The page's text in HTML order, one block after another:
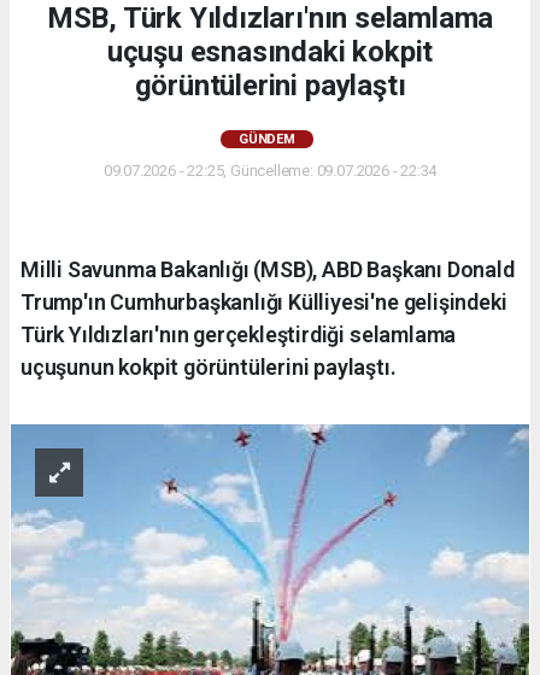
MSB, Türk Yıldızları'nın selamlama
uçuşu esnasındaki kokpit
görüntülerini paylaştı
GÜNDEM
09.07.2026 - 22:25, Güncelleme: 09.07.2026 - 22:34
Milli Savunma Bakanlığı (MSB), ABD Başkanı Donald
Trump'ın Cumhurbaşkanlığı Külliyesi'ne gelişindeki
Türk Yıldızları'nın gerçekleştirdiği selamlama
uçuşunun kokpit görüntülerini paylaştı.